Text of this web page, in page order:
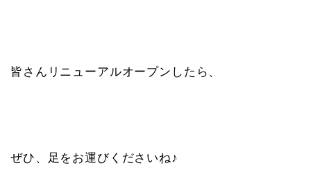
皆さんリニューアルオープンしたら、
ぜひ、足をお運びくださいね♪